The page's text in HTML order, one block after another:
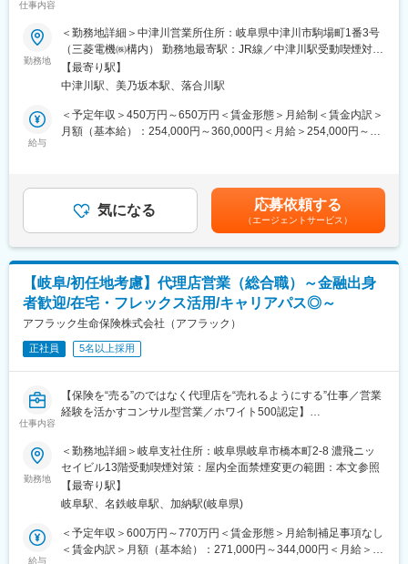
■未経験でも安心できるポイント
・まずは「問い合わせ対応」など難易度の低い業務からスタート
・常に近くに相談できるベテラン社員がいる環境
・IT知識は実務を通じて徐々に習得できるため事前スキルは不問
■キャリアステップ
リアを築きたい」という方に最適な環境です。
■配属部門
配属先は現在2名（60代・50代）のベテラン社員で構成されてい
ます。穏やかな社風で質問しやすく、未経験からでもしっかり育
成していただける環境です。
■企業の特徴
当社は地域に根差した証券会社として、地元のお客様と長年の信
頼関係を築いています。安定した事業基盤のもと、社員が安心し
仕事内容
■業務概要：
三菱電機グループの社員・OB・OG・家族、及び三菱電機グルー
プの取引先企業へ生損保商品の提案をしていただきます。
■具体的な業務内容：
＜個人向け＞ ※個人営業が6割～7割程度です。
三菱電機グループの従業員とその家族等への・キャンペーンのご
アンケートキャンペーン/8～10月：三菱電機グループ保険一斉募
大約52.7％割引があり、診査不要の簡易な手続きで加入可能な団
体保険です。当社が専属して取り扱っています。
＜法人向け＞
三菱電機グループ各社と取引先への企業活動から生まれるあらゆ
るリスクに対応する保険商品・サービスのご案内いたします。
※業務の都合によっては会社外の職務に従事するため出向又は転属
を命じることがあります。
■働き方：
制度や直行直帰、リモートワークも可能となっており、働きやす
い制度が整っております。健康経営優良法人2026（中小企業法人
部門）」にも認定されております。
お客様は三菱電機グループ各社の社員がメインとなっています。
ひとりひとりと長くお付き合いするため、お客様のニーズにあっ
勤務地
＜勤務地詳細＞中津川営業所住所：岐阜県中津川市駒場町1番3号
（三菱電機㈱構内） 勤務地最寄駅：JR線／中津川駅受動喫煙対
策：敷地内全面禁煙変更の範囲：会社の定める事業所（リモート
ワーク含む）
【最寄り駅】
中津川駅、美乃坂本駅、落合川駅
給与
＜予定年収＞450万円～650万円＜賃金形態＞月給制＜賃金内訳＞
月額（基本給）：254,000円～360,000円＜月給＞254,000円～
ます。賃金はあくまでも目安の金額であり、選考を通じて上下す
る可能性があります。月給(月額)は固定手当を含めた表記です。
気になる 応募依頼する
（エージェントサービス）
【岐阜/初任地考慮】代理店営業（総合職）～金融出身
者歓迎/在宅・フレックス活用/キャリアパス◎～
アフラック生命保険株式会社（アフラック）
正社員 5名以上採用
仕事内容
【保険を“売る”のではなく代理店を“売れるようにする”仕事／営業
経験を活かすコンサル型営業／ホワイト500認定】
代理店のスタッフなど周囲を巻き込み成果を上げていく営業力が
身につきます。
若手のうちから、販売戦略の企画や代理店経営者に向けた提案を
行っていただけます。
■業務内容
アフラック商品を扱う代理店がお客様により良い保険提案ができ
るよう、販売促進や経営課題解決のためのコンサルティング営業
勤務地
＜勤務地詳細＞岐阜支社住所：岐阜県岐阜市橋本町2-8 濃飛ニッ
セイビル13階受動喫煙対策：屋内全面禁煙変更の範囲：本文参照
【最寄り駅】
岐阜駅、名鉄岐阜駅、加納駅(岐阜県)
給与
＜予定年収＞600万円～770万円＜賃金形態＞月給制補足事項なし
＜賃金内訳＞月額（基本給）：271,000円～344,000円＜月給＞